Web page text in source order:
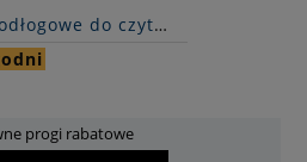
do czytania
progi rabatowe